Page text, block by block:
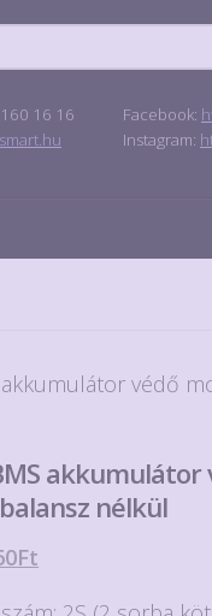
16 16 Facebook:
Instagram:
védő
akkumulátor
nélkül
Ft